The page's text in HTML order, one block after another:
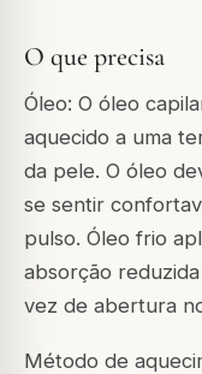
O que precisa
Óleo: O óleo
aquecido a uma
da pele. O óleo
se sentir
pulso. Óleo frio
absorção
vez de abertura
Método de